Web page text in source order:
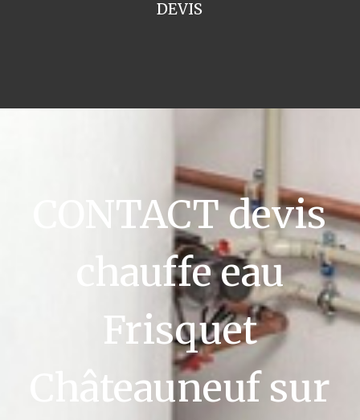
DEVIS
CONTACT devis
chauffe eau
Frisquet
Châteauneuf sur